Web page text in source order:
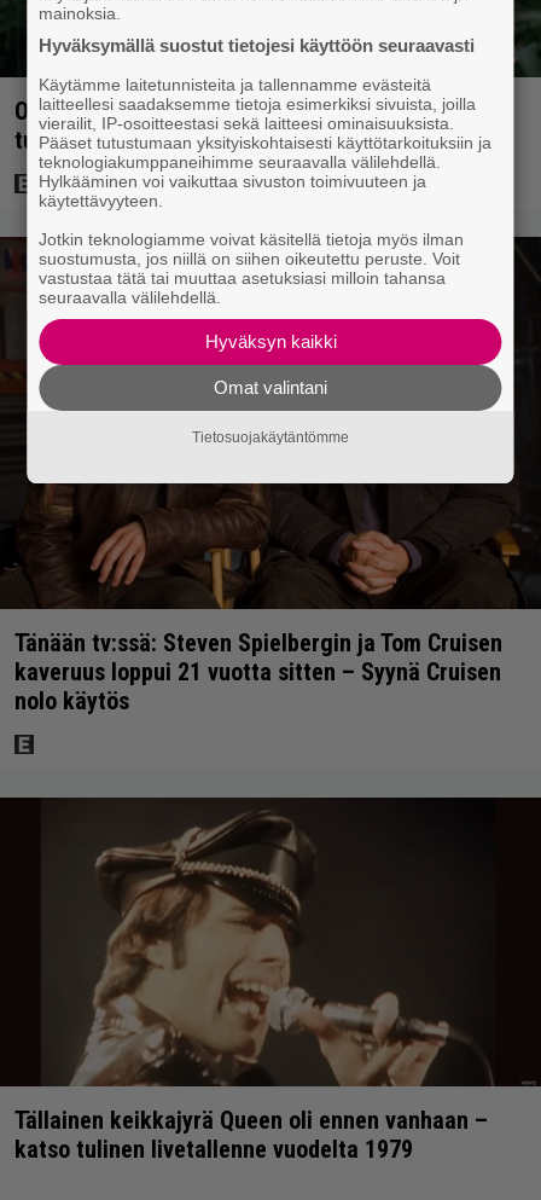
Ohjaaja lähti kalppimaan 870 miljoonaa dollaria
tuottaneen elokuvan jatko-osasta
Tänään tv:ssä: Steven Spielbergin ja Tom Cruisen
kaveruus loppui 21 vuotta sitten – Syynä Cruisen
nolo käytös
Tällainen keikkajyrä Queen oli ennen vanhaan –
katso tulinen livetallenne vuodelta 1979
mainoksia.
Hyväksymällä suostut tietojesi käyttöön seuraavasti
Käytämme laitetunnisteita ja tallennamme evästeitä
laitteellesi saadaksemme tietoja esimerkiksi sivuista, joilla
vierailit, IP-osoitteestasi sekä laitteesi ominaisuuksista.
Pääset tutustumaan yksityiskohtaisesti käyttötarkoituksiin ja
teknologiakumppaneihimme seuraavalla välilehdellä.
Hylkääminen voi vaikuttaa sivuston toimivuuteen ja
käytettävyyteen.
Jotkin teknologiamme voivat käsitellä tietoja myös ilman
suostumusta, jos niillä on siihen oikeutettu peruste. Voit
vastustaa tätä tai muuttaa asetuksiasi milloin tahansa
seuraavalla välilehdellä.
Hyväksyn kaikki
Omat valintani
Tietosuojakäytäntömme